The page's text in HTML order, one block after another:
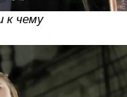
к чему